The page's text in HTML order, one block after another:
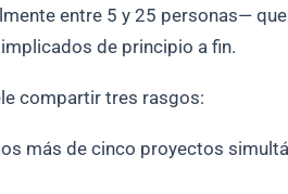
entre 5 y 25 personas—
de principio a fin.
compartir tres rasgos:
más de cinco proyectos